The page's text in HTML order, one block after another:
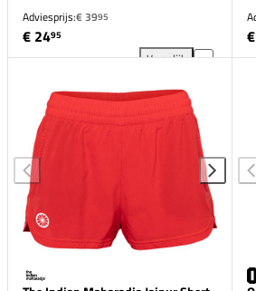
Adviesprijs:€ 3995
€ 2495
Vergelijk
JDH Carbon Pro